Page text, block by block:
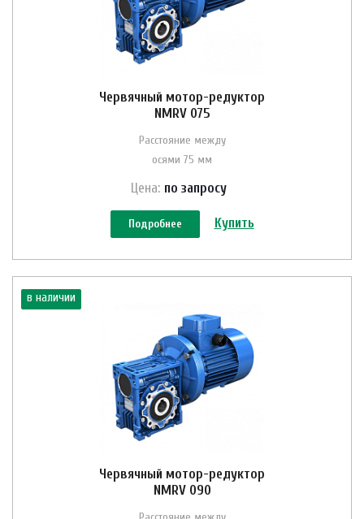
Червячный мотор-редуктор
NMRV 075
Расстояние между
осями 75 мм
Цена: по запросу
Подробнее Купить
в наличии
Червячный мотор-редуктор
NMRV 090